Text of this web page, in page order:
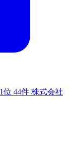
1位 44件 株式会社